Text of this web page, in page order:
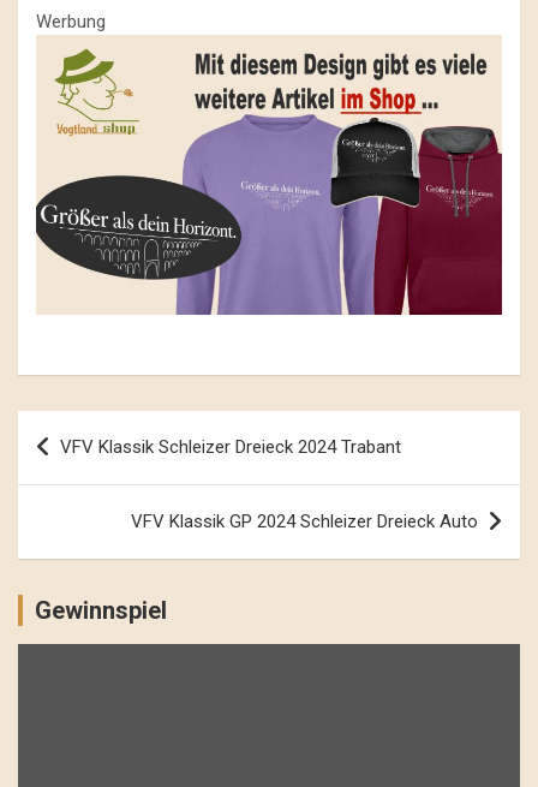
Werbung
Beitrags-
Navigation
VFV Klassik Schleizer Dreieck 2024 Trabant
VFV Klassik GP 2024 Schleizer Dreieck Auto
Gewinnspiel